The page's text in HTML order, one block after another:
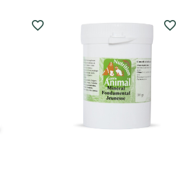
favorite_border favorite_border